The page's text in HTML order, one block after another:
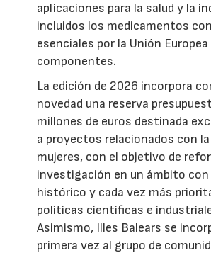
aplicaciones para la salud y la
incluidos los medicamentos
esenciales por la Unión Europea
componentes.
La edición de 2026 incorpora
novedad una reserva
millones de euros destinada
a proyectos relacionados con la
mujeres, con el objetivo de
investigación en un ámbito
histórico y cada vez más
políticas científicas e
Asimismo, Illes Balears se
primera vez al grupo de